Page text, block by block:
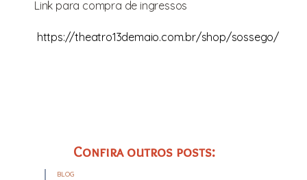
Link para compra de ingressos
https://theatro13demaio.com.br/shop/sossego/
Confira outros posts:
BLOG